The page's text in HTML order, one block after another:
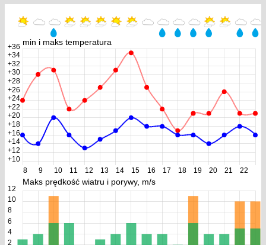
min i maks temperatura
8 9 10 11 12 13 14 15 16 17 18 19 20 21 22
+10
+12
+14
+16
+18
+20
+22
+24
+26
+28
+30
+32
+34
+36
Maks prędkość wiatru i porywy, m/s
2
4
6
8
10
12